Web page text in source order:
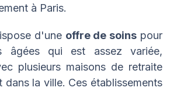
à Paris.
d'une offre de soins pour
âgées qui est assez variée,
plusieurs maisons de retraite
dans la ville. Ces établissements